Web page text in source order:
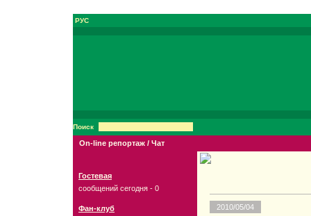
РУС
Поиск
On-line репортаж / Чат
Гостевая
сообщений сегодня - 0
Фан-клуб 2010/05/04